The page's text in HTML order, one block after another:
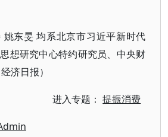
姚东旻 均系北京市习近平新时代
想研究中心特约研究员、中央财
济日报）
进入专题：提振消费